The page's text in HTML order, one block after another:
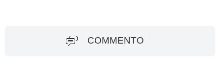
COMMENTO